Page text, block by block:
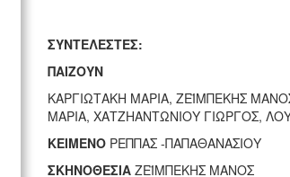
ΣΥΝΤΕΛΕΣΤΕΣ:
ΠΑΙΖΟΥΝ
ΚΑΡΓΙΩΤΑΚΗ ΜΑΡΙΑ, ΖΕΪΜΠΕΚΗΣ
ΜΑΡΙΑ, ΧΑΤΖΗΑΝΤΩΝΙΟΥ ΓΙΩΡΓΟΣ,
ΚΕΙΜΕΝΟ ΡΕΠΠΑΣ -ΠΑΠΑΘΑΝΑΣΙΟΥ
ΣΚΗΝΟΘΕΣΙΑΖΕΪΜΠΕΚΗΣ ΜΑΝΟΣ